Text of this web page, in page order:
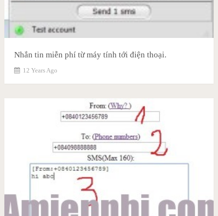
Nhắn tin miễn phí từ máy tính tới điện thoại.
12 Years Ago